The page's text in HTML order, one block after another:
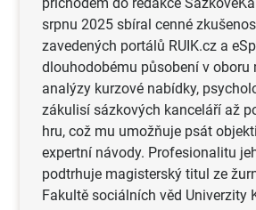
srpnu 2025 sbíral cenné
zavedených portálů RUIK.cz a
dlouhodobému působení v oboru
analýzy kurzové nabídky,
zákulisí sázkových kanceláří až
hru, což mu umožňuje psát
expertní návody. Profesionalitu
podtrhuje magisterský titul ze
Fakultě sociálních věd Univerzity